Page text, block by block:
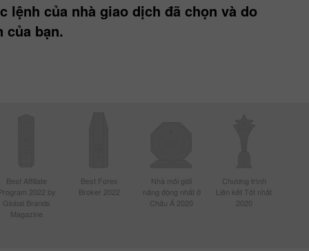
lệnh của nhà giao dịch đã chọn và do
của bạn.
Best Affiliate
2022 by
Global Brands
Magazine
Best Forex
Broker 2022
Nhà môi giới
năng động nhất ở
Châu Á 2020
Chương trình
Liên kết Tốt nhất
2020